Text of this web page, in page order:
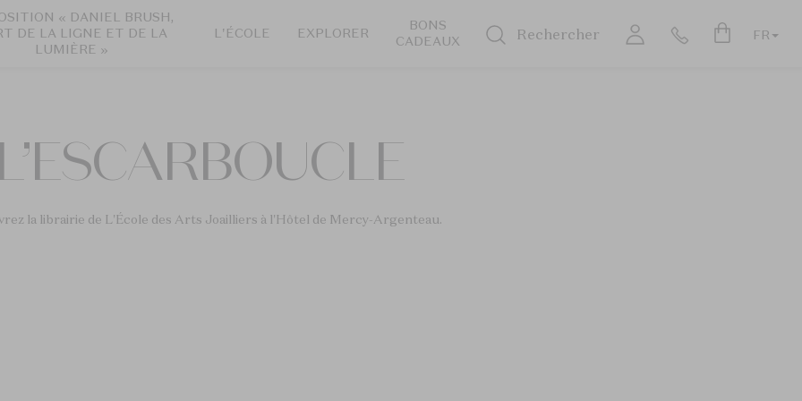
« DANIEL BRUSH,
DE LA LIGNE ET DE LA
LUMIÈRE »
L'ÉCOLE EXPLORER
BONS
CADEAUX
Rechercher FR
L’ESCARBOUCLE
la librairie de L'École des Arts Joailliers à l'Hôtel de Mercy-Argenteau.